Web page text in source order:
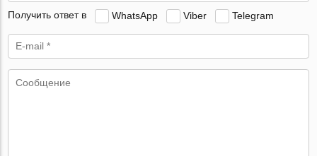
Получить ответ в WhatsApp Viber Telegram